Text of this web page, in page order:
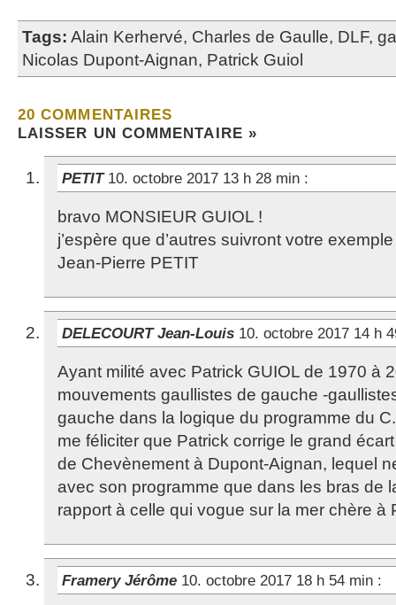
Tags: Alain Kerhervé, Charles de Gaulle, DLF,
Nicolas Dupont-Aignan, Patrick Guiol
20 COMMENTAIRES
LAISSER UN COMMENTAIRE »
PETIT 10. octobre 2017 13 h 28 min :
bravo MONSIEUR GUIOL !
j’espère que d’autres suivront votre exemple
Jean-Pierre PETIT
DELECOURT Jean-Louis 10. octobre 2017 14 h
Ayant milité avec Patrick GUIOL de 1970 à
mouvements gaullistes de gauche -
gauche dans la logique du programme du
me féliciter que Patrick corrige le grand
de Chevènement à Dupont-Aignan, lequel
avec son programme que dans les bras de
rapport à celle qui vogue sur la mer chère à
Framery Jérôme 10. octobre 2017 18 h 54 min :